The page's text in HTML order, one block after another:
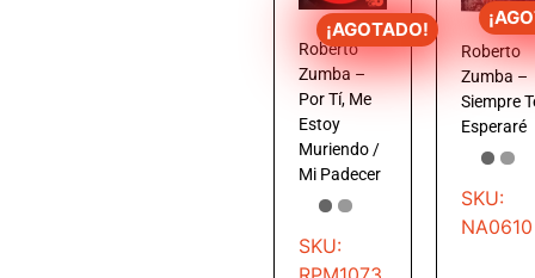
¡AGOTADO!
Roberto
Zumba –
Por Tí, Me
Estoy
Muriendo /
Mi Padecer
SKU:
Roberto
Zumba –
Siempre
Esperaré
SKU:
NA0610